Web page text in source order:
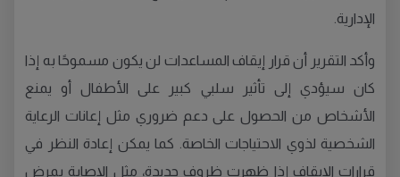
الإدارية.
وأكد التقرير أن قرار إيقاف المساعدات لن يكون مسموحًا به إذا
كان سيؤدي إلى تأثير سلبي كبير على الأطفال أو يمنع
الأشخاص من الحصول على دعم ضروري مثل إعانات الرعاية
الشخصية لذوي الاحتياجات الخاصة. كما يمكن إعادة النظر في
قرارات الإيقاف إذا ظهرت ظروف جديدة، مثل الإصابة بمرض